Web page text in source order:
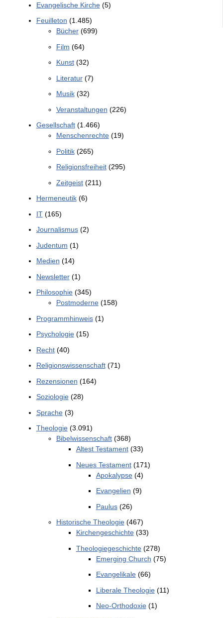
Evangelische Kirche(5)
Feuilleton (1.485)
Bücher(699)
Film (64)
Kunst(32)
Literatur(7)
Musik(32)
Veranstaltungen (226)
Gesellschaft(1.466)
Menschenrechte(19)
Politik(265)
Religionsfreiheit(295)
Zeitgeist(211)
Hermeneutik(6)
IT(165)
Journalismus(2)
Judentum (1)
Medien (14)
Newsletter(1)
Philosophie(345)
Postmoderne(158)
Programmhinweis(1)
Psychologie(15)
Recht(40)
Religionswissenschaft(71)
Rezensionen (164)
Soziologie(28)
Sprache(3)
Theologie(3.091)
Bibelwissenschaft(368)
Altest Testament(33)
Neues Testament(171)
Apokalypse(4)
Evangelien (9)
Paulus(26)
Historische Theologie(467)
Kirchengeschichte(33)
Theologiegeschichte(278)
Emerging Church (75)
Evangelikale(66)
Liberale Theologie(11)
Neo-Orthodoxie(1)